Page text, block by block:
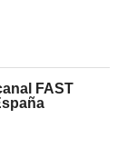
FAST